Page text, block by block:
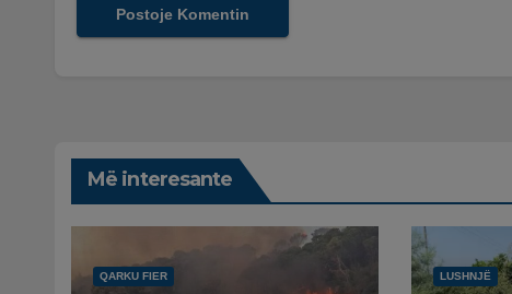
Më interesante
QARKU FIER LUSHNJË